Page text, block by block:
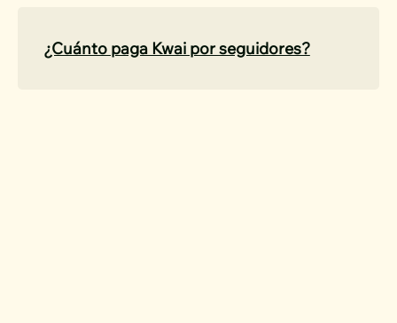
¿Cuánto paga Kwai por seguidores?